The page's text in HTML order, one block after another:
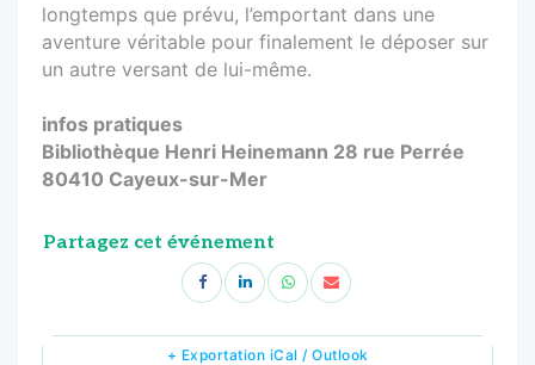
longtemps que prévu, l’emportant dans une
aventure véritable pour finalement le déposer sur
un autre versant de lui-même.
infos pratiques
Bibliothèque Henri Heinemann 28 rue Perrée
80410 Cayeux-sur-Mer
Partagez cet événement
+ Exportation iCal / Outlook